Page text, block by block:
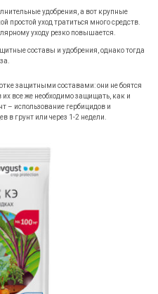
удобрения, а вот крупные
простой уход тратиться много средств.
уходу резко повышается.
составы и удобрения, однако тогда
защитными составами: они не боятся
все же необходимо защищать, как и
– использование гербицидов и
в грунт или через 1-2 недели.